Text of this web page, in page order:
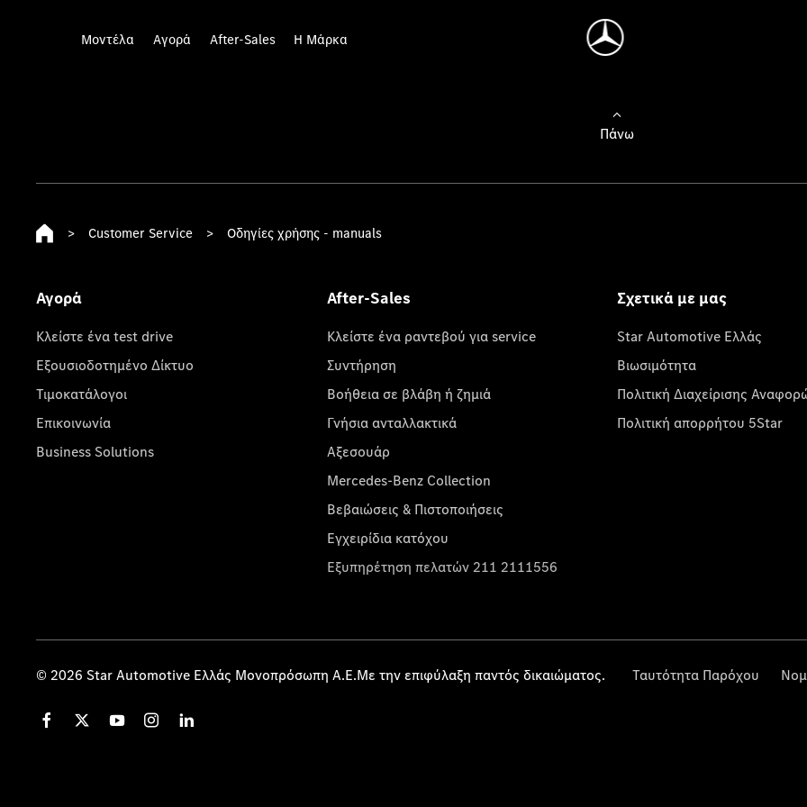
Μοντέλα Αγορά After-Sales Η Μάρκα
Πάνω
> Customer Service > Οδηγίες χρήσης - manuals
Αγορά
Κλείστε ένα test drive
Εξουσιοδοτημένο Δίκτυο
Τιμοκατάλογοι
Επικοινωνία
Business Solutions
After-Sales
Κλείστε ένα ραντεβού για service
Συντήρηση
Βοήθεια σε βλάβη ή ζημιά
Γνήσια ανταλλακτικά
Αξεσουάρ
Mercedes-Benz Collection
Βεβαιώσεις & Πιστοποιήσεις
Εγχειρίδια κατόχου
Εξυπηρέτηση πελατών 211 2111556
Σχετικά με μας
Star Automotive Ελλάς
Βιωσιμότητα
Πολιτική Διαχείρισης
Πολιτική απορρήτου 5Star
© 2026 Star Automotive Ελλάς Μονοπρόσωπη Α.Ε.Με την επιφύλαξη παντός δικαιώματος. Ταυτότητα Παρόχου